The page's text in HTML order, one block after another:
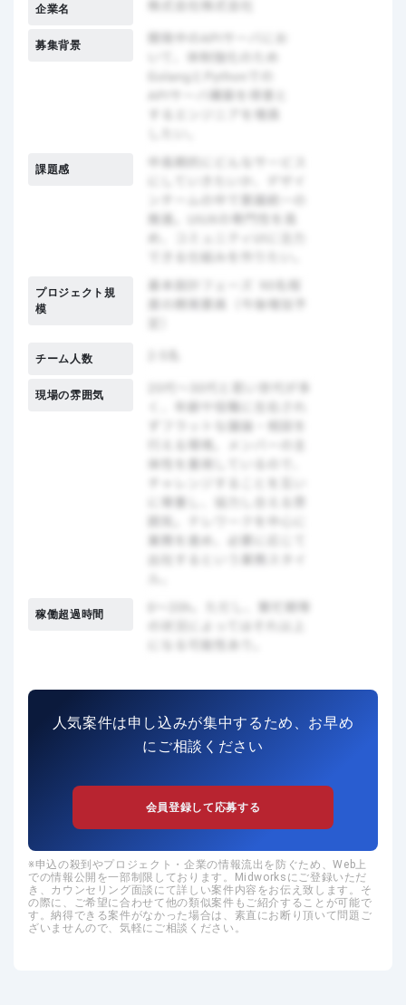
企業名
募集背景
課題感
プロジェクト規
模
チーム人数
現場の雰囲気
稼働超過時間
人気案件は申し込みが集中するため、お早め
にご相談ください
会員登録して応募する
申込の殺到やプロジェクト・企業の情報流出を防ぐため、Web上
での情報公開を一部制限しております。Midworksにご登録いただ
き、カウンセリング面談にて詳しい案件内容をお伝え致します。そ
の際に、ご希望に合わせて他の類似案件もご紹介することが可能で
す。納得できる案件がなかった場合は、素直にお断り頂いて問題ご
ざいませんので、気軽にご相談ください。